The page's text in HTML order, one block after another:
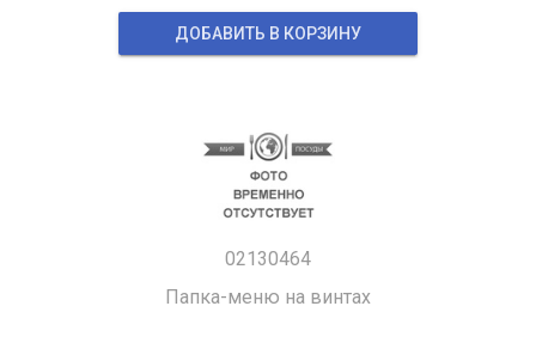
ДОБАВИТЬ В КОРЗИНУ
02130464
Папка-меню на винтах